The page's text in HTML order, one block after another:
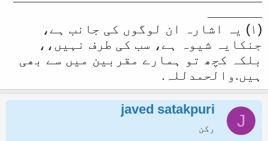
ـــــــ
(۱) یہ اشارہ ان لوگوں کی جانب ہے،
جنکایہ شیوہ ہے، سب کی طرف نہیں،،
بلکہ کچھ تو ہمارے مقربین میں سے بھی
ہیں.والحمدللہ.
J
javed satakpuri
رکن